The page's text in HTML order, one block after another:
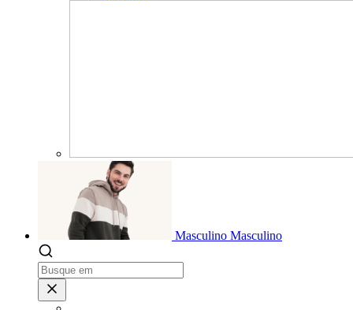
Masculino Masculino